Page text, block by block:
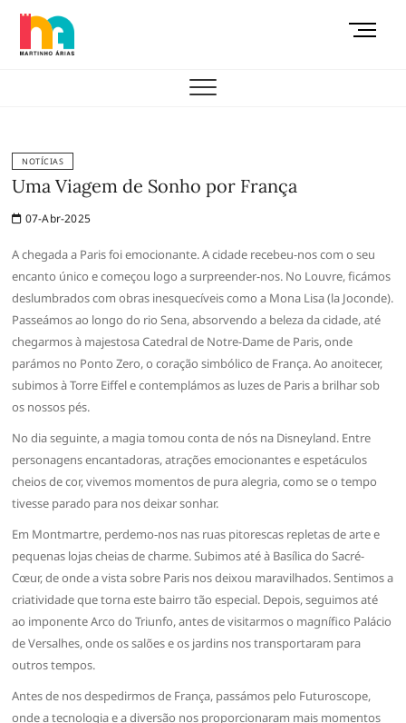
Skip
content
M
NOTÍCIAS
Uma Viagem de Sonho por França
07-Abr-2025
A chegada a Paris foi emocionante. A cidade recebeu-nos com o seu
encanto único e começou logo a surpreender-nos. No Louvre, ficámos
deslumbrados com obras inesquecíveis como a Mona Lisa (la Joconde).
Passeámos ao longo do rio Sena, absorvendo a beleza da cidade, até
chegarmos à majestosa Catedral de Notre-Dame de Paris, onde
parámos no Ponto Zero, o coração simbólico de França. Ao anoitecer,
subimos à Torre Eiffel e contemplámos as luzes de Paris a brilhar sob
os nossos pés.
No dia seguinte, a magia tomou conta de nós na Disneyland. Entre
personagens encantadoras, atrações emocionantes e espetáculos
cheios de cor, vivemos momentos de pura alegria, como se o tempo
tivesse parado para nos deixar sonhar.
Em Montmartre, perdemo-nos nas ruas pitorescas repletas de arte e
pequenas lojas cheias de charme. Subimos até à Basílica do Sacré-
Cœur, de onde a vista sobre Paris nos deixou maravilhados. Sentimos a
criatividade que torna este bairro tão especial. Depois, seguimos até
ao imponente Arco do Triunfo, antes de visitarmos o magnífico Palácio
de Versalhes, onde os salões e os jardins nos transportaram para
outros tempos.
Antes de nos despedirmos de França, passámos pelo Futuroscope,
onde a tecnologia e a diversão nos proporcionaram mais momentos